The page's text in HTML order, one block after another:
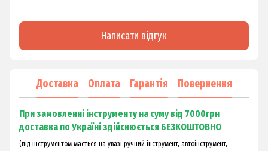
Написати відгук
Доставка Оплата Гарантія Повернення
При замовленні інструменту на суму від 7000грн
доставка по Україні здійснюється БЕЗКОШТОВНО
(під інструментом мається на увазі ручний інструмент, автоінструмент,